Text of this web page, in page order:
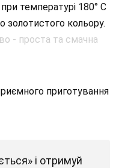
температурі 180° С
золотистого кольору.
приготування
і отримуй